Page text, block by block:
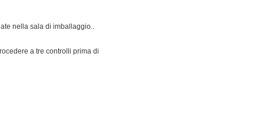
nella sala di imballaggio..
a tre controlli prima di